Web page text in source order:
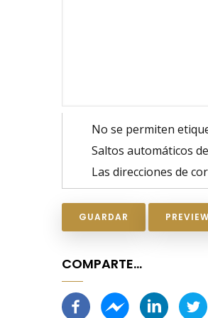
No se permiten
Saltos automáticos
Las direcciones de
COMPARTE...